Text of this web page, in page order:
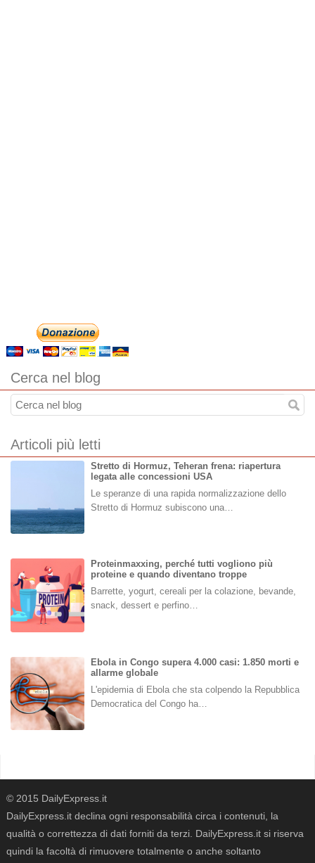
Cerca nel blog
Articoli più letti
Stretto di Hormuz, Teheran frena: riapertura
legata alle concessioni USA
Le speranze di una rapida normalizzazione dello
Stretto di Hormuz subiscono una…
Proteinmaxxing, perché tutti vogliono più
proteine e quando diventano troppe
Barrette, yogurt, cereali per la colazione, bevande,
snack, dessert e perfino…
Ebola in Congo supera 4.000 casi: 1.850 morti e
allarme globale
L'epidemia di Ebola che sta colpendo la Repubblica
Democratica del Congo ha…
© 2015 DailyExpress.it
DailyExpress.it declina ogni responsabilità circa i contenuti, la
qualità o correttezza di dati forniti da terzi. DailyExpress.it si riserva
quindi la facoltà di rimuovere totalmente o anche soltanto